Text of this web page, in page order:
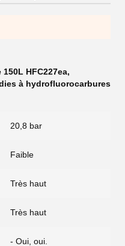
HFC227ea,
à hydrofluorocarbures
20,8 bar
Faible
Très haut
Très haut
- Oui, oui.